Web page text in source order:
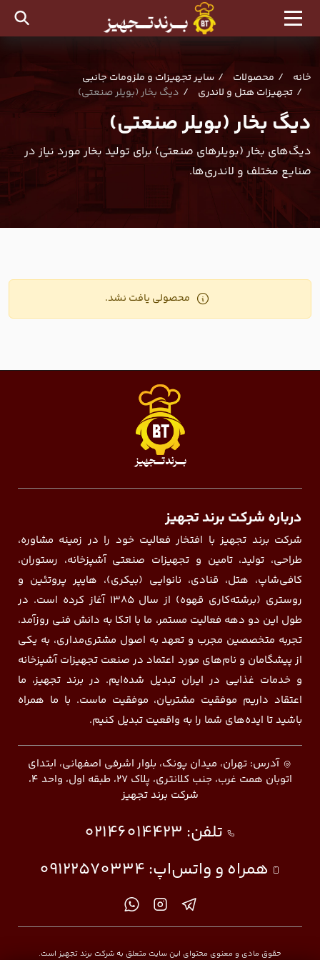
خانه محصولات
سایر تجهیزات و ملزومات جانبی
تجهیزات هتل و لاندری
دیگ بخار (بویلر صنعتی)
دیگ بخار (بویلر صنعتی)
دیگ‌های بخار (بویلرهای صنعتی) برای تولید بخار مورد نیاز در
صنایع مختلف و لاندری‌ها.
محصولی یافت نشد.
درباره شرکت برند تجهیز
شرکت برند تجهیز با افتخار فعالیت خود را در زمینه مشاوره،
طراحی، تولید، تامین و تجهیزات صنعتی آشپزخانه، رستوران،
کافی‌شاپ، هتل، قنادی، نانوایی (بیکری)، هایپر پروتئین و
روستری (برشته‌کاری قهوه) از سال ۱۳۸۵ آغاز کرده است. در
طول این دو دهه فعالیت مستمر، ما با اتکا به دانش فنی روزآمد،
تجربه متخصصین مجرب و تعهد به اصول مشتری‌مداری، به یکی
از پیشگامان و نام‌های مورد اعتماد در صنعت تجهیزات آشپزخانه
و خدمات غذایی در ایران تبدیل شده‌ایم. در برند تجهیز، ما
اعتقاد داریم موفقیت مشتریان، موفقیت ماست. با ما همراه
باشید تا ایده‌های شما را به واقعیت تبدیل کنیم.
آدرس: تهران، میدان پونک، بلوار اشرفی اصفهانی، ابتدای
اتوبان همت غرب، جنب کلانتری، پلاک ۲۷، طبقه اول، واحد ۴،
شرکت برند تجهیز
تلفن: 02146014423
همراه و واتس‌اپ:09122570334
حقوق مادی و معنوی محتوای این سایت متعلق به شرکت برند تجهیز است.